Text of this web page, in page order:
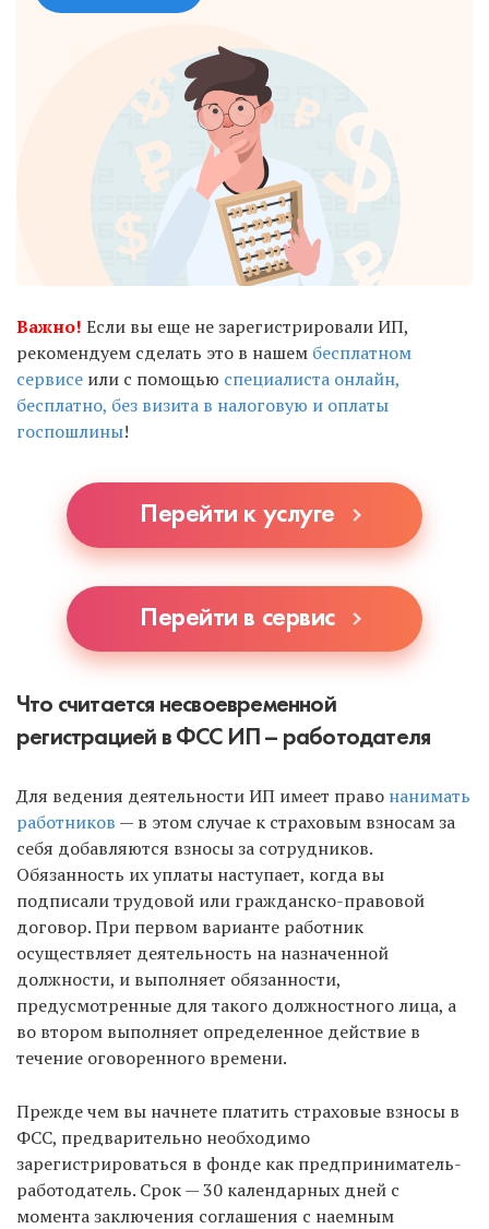
Важно! Если вы еще не зарегистрировали ИП,
рекомендуем сделать это в нашем бесплатном
сервисе или с помощью специалиста онлайн,
бесплатно, без визита в налоговую и оплаты
госпошлины!
Перейти к услуге
Перейти в сервис
Что считается несвоевременной
регистрацией в ФСС ИП – работодателя
Для ведения деятельности ИП имеет право нанимать
работников — в этом случае к страховым взносам за
себя добавляются взносы за сотрудников.
Обязанность их уплаты наступает, когда вы
подписали трудовой или гражданско-правовой
договор. При первом варианте работник
осуществляет деятельность на назначенной
должности, и выполняет обязанности,
предусмотренные для такого должностного лица, а
во втором выполняет определенное действие в
течение оговоренного времени.
Прежде чем вы начнете платить страховые взносы в
ФСС, предварительно необходимо
зарегистрироваться в фонде как предприниматель-
работодатель. Срок — 30 календарных дней с
момента заключения соглашения с наемным